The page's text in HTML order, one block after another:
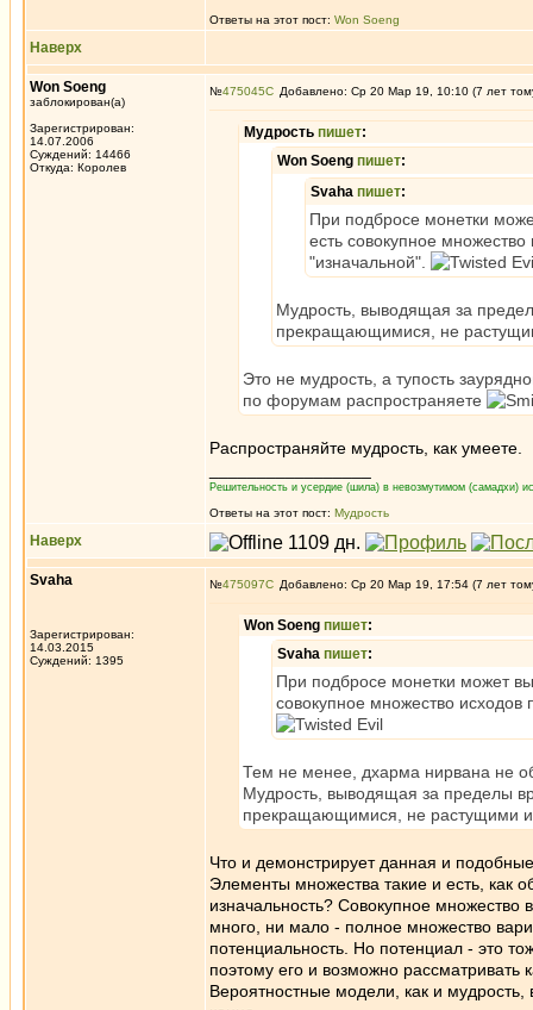
Ответы на этот пост: Won Soeng
Наверх
Won Soeng
заблокирован(а)
Зарегистрирован:
14.07.2006
Суждений: 14466
Откуда: Королев
№475045 Добавлено: Ср 20 Мар 19, 10:10 (7 лет
Мудрость пишет:
Won Soeng пишет:
Svaha пишет:
При подбросе монетки
есть совокупное
"изначальной".
Мудрость, выводящая за
прекращающимися, не
Это не мудрость, а тупость
по форумам распространяете
Распространяйте мудрость, как умеете.
Решительность и усердие (шила) в невозмутимом (самадхи)
Ответы на этот пост: Мудрость
Наверх
Svaha
Зарегистрирован:
14.03.2015
Суждений: 1395
№475097 Добавлено: Ср 20 Мар 19, 17:54 (7 лет
Won Soeng пишет:
Svaha пишет:
При подбросе монетки может
совокупное множество
Тем не менее, дхарма нирвана не
Мудрость, выводящая за пределы
прекращающимися, не растущими
Что и демонстрирует данная и
Элементы множества такие и есть, как
изначальность? Совокупное множество
много, ни мало - полное множество
потенциальность. Но потенциал - это
поэтому его и возможно рассматривать
Вероятностные модели, как и